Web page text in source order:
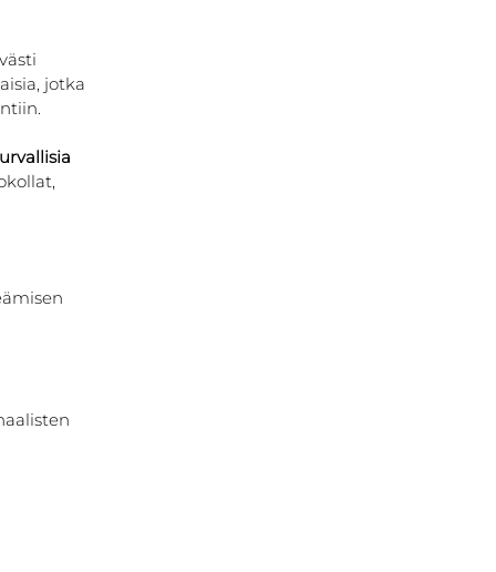
jotka